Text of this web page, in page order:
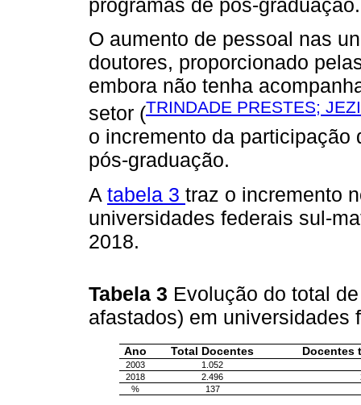
programas de pós-graduação.
O aumento de pessoal nas
doutores, proporcionado
embora não tenha
setor (TRINDADE PRESTES;
o incremento da participação
pós-graduação.
A tabela 3 traz o incremento
universidades federais sul-
2018.
Tabela 3 Evolução do total
afastados) em
Ano Total Docentes Docentes
2003
1.052
2018
2.496
%
137